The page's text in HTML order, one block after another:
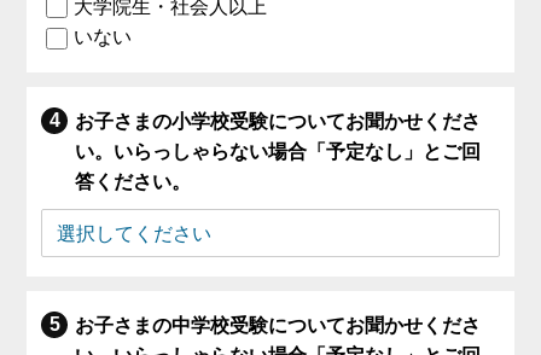
大学院生・社会人以上
いない
お子さまの小学校受験についてお聞かせくださ
い。いらっしゃらない場合「予定なし」とご回
答ください。
お子さまの中学校受験についてお聞かせくださ